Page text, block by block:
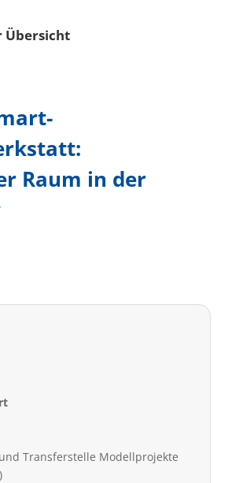
Übersicht
Raum in der
Transferstelle Modellprojekte